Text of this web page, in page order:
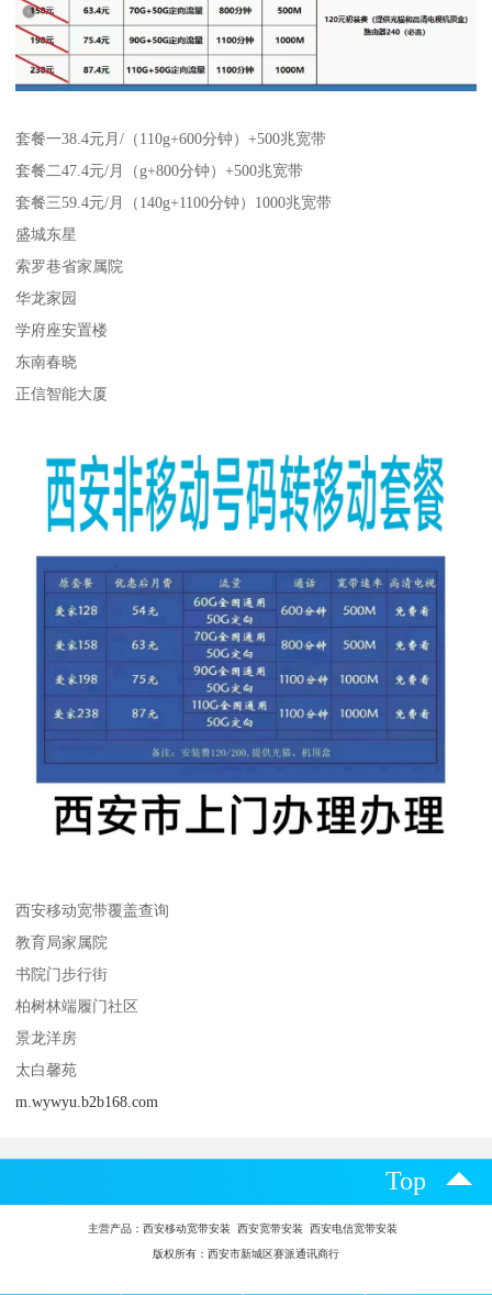
套餐一38.4元月/（110g+600分钟）+500兆宽带
套餐二47.4元/月（g+800分钟）+500兆宽带
套餐三59.4元/月（140g+1100分钟）1000兆宽带
盛城东星
索罗巷省家属院
华龙家园
学府座安置楼
东南春晓
正信智能大厦
西安移动宽带覆盖查询
教育局家属院
书院门步行街
柏树林端履门社区
景龙洋房
太白馨苑
m.wywyu.b2b168.com
Top
主营产品： 西安移动宽带安装 西安宽带安装 西安电信宽带安装
版权所有：西安市新城区赛派通讯商行